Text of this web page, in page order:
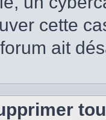
cette
ait